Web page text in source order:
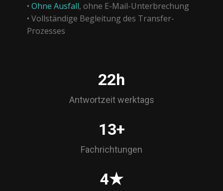
• Ohne Ausfall, ohne E-Mail-Unterbrechung
• Vollständige Begleitung des Transfer-
Prozesses
23h
Antwortzeit werktags
15+
Fachrichtungen
5★